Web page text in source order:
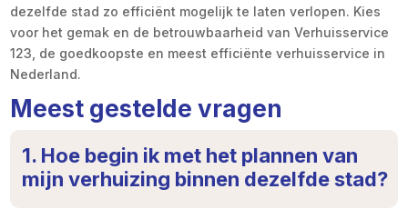
dezelfde stad zo efficiënt mogelijk te laten verlopen. Kies
voor het gemak en de betrouwbaarheid van Verhuisservice
123, de goedkoopste en meest efficiënte verhuisservice in
Nederland.
Meest gestelde vragen
1. Hoe begin ik met het plannen van
mijn verhuizing binnen dezelfde stad?